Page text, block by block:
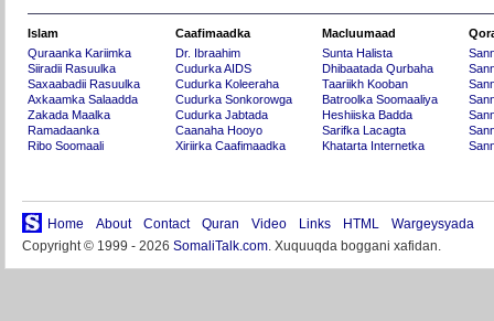
Islam
Quraanka Kariimka
Siiradii Rasuulka
Saxaabadii Rasuulka
Axkaamka Salaadda
Zakada Maalka
Ramadaanka
Ribo Soomaali
Caafimaadka
Dr. Ibraahim
Cudurka AIDS
Cudurka Koleeraha
Cudurka Sonkorowga
Cudurka Jabtada
Caanaha Hooyo
Xiriirka Caafimaadka
Macluumaad
Sunta Halista
Dhibaatada Qurbaha
Taariikh Kooban
Batroolka Soomaaliya
Heshiiska Badda
Sarifka Lacagta
Khatarta Internetka
Home About Contact Quran Video Links HTML
Wargeysyada
Copyright © 1999 - 2026 SomaliTalk.com. Xuquuqda boggani xafidan.